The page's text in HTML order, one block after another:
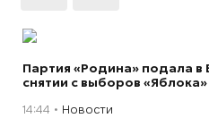
Партия «Родина» подала в
снятии с выборов «Яблока»
14:44 Новости